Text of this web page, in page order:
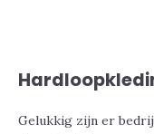
Gelukkig zijn er